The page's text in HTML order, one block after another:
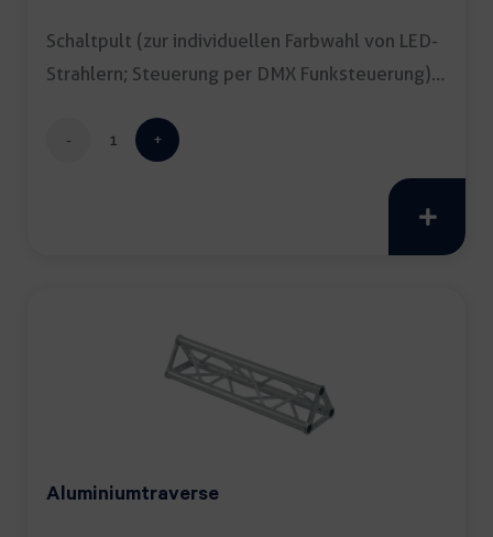
Schaltpult (zur individuellen Farbwahl von LED-
Strahlern; Steuerung per DMX Funksteuerung)
Schaltpult
Aluminiumtraverse